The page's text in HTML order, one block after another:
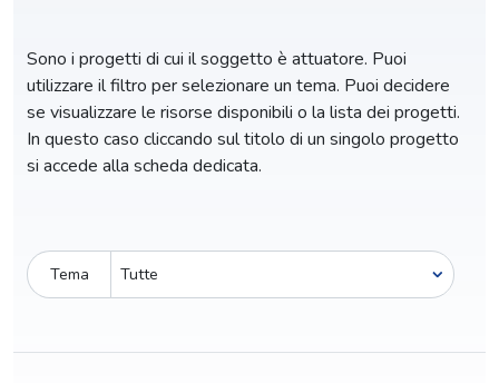
Sono i progetti di cui il soggetto è attuatore. Puoi
utilizzare il filtro per selezionare un tema. Puoi decidere
se visualizzare le risorse disponibili o la lista dei progetti.
In questo caso cliccando sul titolo di un singolo progetto
si accede alla scheda dedicata.
Tema